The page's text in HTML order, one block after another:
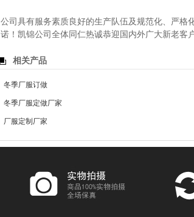
公司具有服务素质良好的生产队伍及规范化、严格
诺！凯锦公司全体同仁热诚恭迎国内外广大新老客
相关产品
冬季厂服订做
冬季厂服定做厂家
厂服定制厂家